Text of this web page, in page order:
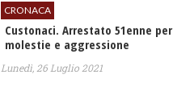
CRONACA
Custonaci. Arrestato 51enne per
molestie e aggressione
Lunedì, 26 Luglio 2021